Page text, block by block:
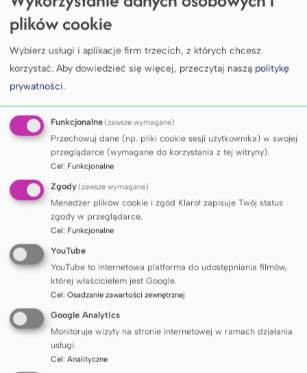
Informacje dla nowych
studentów
Zapoznaj się z informacjami dla nowych studentów
rozpoczynających naukę w Gdańskim Uniwersytecie
Medycznym.
Sprawdź
Odległości
plików cookie
Wybierz usługi i aplikacje firm trzecich, z których chcesz
korzystać. Aby dowiedzieć się więcej, przeczytaj naszą politykę
prywatności.
Funkcjonalne(zawsze wymagane)
Przechowuj dane (np. pliki cookie sesji użytkownika) w swojej
przeglądarce (wymagane do korzystania z tej witryny).
Cel: Funkcjonalne
Zgody(zawsze wymagane)
Menedżer plików cookie i zgód Klaro! zapisuje Twój status
zgody w przeglądarce.
Cel: Funkcjonalne
YouTube
YouTube to internetowa platforma do udostępniania filmów,
której właścicielem jest Google.
Cel: Osadzanie zawartości zewnętrznej
Google Analytics
Monitoruje wizyty na stronie internetowej w ramach działania
usługi.
Cel: Analityczne